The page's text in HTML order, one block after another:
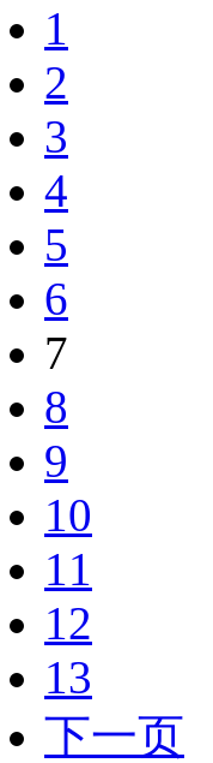
1
2
3
4
5
6
7
8
9
10
11
12
13
下一页